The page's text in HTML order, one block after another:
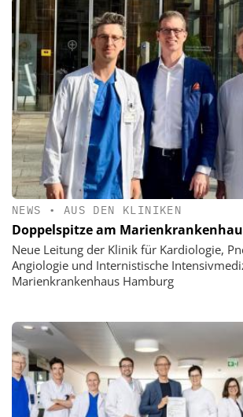
NEWS • AUS DEN KLINIKEN
Doppelspitze am
Neue Leitung der Klinik für Kardiologie,
Angiologie und Internistische
Marienkrankenhaus Hamburg